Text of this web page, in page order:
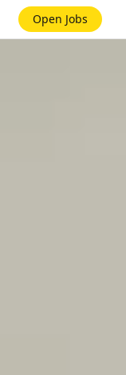
Open Jobs